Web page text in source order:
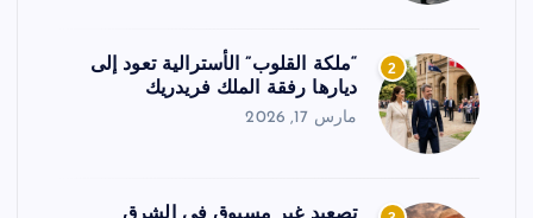
2
“ملكة القلوب” الأسترالية تعود إلى
ديارها رفقة الملك فريدريك
مارس 17, 2026
تصعيد غير مسبوق في الشرق